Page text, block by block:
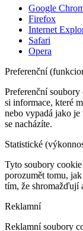
Google
Firefox
Internet
Safari
Opera
Preferenční
Preferenční
si informace, které
nebo vypadá jako
se nacházíte.
Statistické
Tyto soubory
porozumět tomu,
tím, že shromažďují
Reklamní
Reklamní soubory